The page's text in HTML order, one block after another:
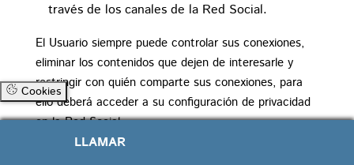
través de los canales de la Red Social.
El Usuario siempre puede controlar sus conexiones,
eliminar los contenidos que dejen de interesarle y
restringir con quién comparte sus conexiones, para
ello deberá acceder a su configuración de privacidad
en la Red Social.
Publicaciones
Cookies
LLAMAR